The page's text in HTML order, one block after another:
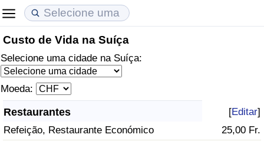
Custo de Vida na Suíça
Selecione uma cidade na Suíça:
Moeda:
Restaurantes [Editar]
Refeição, Restaurante Económico
25,00 Fr.
Custo de Vida
Indicador de Custo de Vida (Atual)
Indicador de Custo de Vida Por País
Preços de Imóveis
Indicador de Preços de Imóveis (Atual)
Indicador de Preços de Imóveis por País
Qualidade de Vida
Indicador de Qualidade de Vida
Índice de qualidade de vida por país